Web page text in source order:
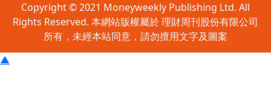
Copyright © 2021 Moneyweekly Publishing Ltd. All
Rights Reserved. 本網站版權屬於 理財周刊股份有限公司
所有，未經本站同意，請勿擅用文字及圖案
▲